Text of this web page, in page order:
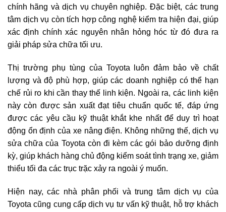
chính hãng và dịch vụ chuyên nghiệp. Đặc biệt, các trung
tâm dịch vụ còn tích hợp công nghệ kiểm tra hiện đại, giúp
xác định chính xác nguyên nhân hỏng hóc từ đó đưa ra
giải pháp sửa chữa tối ưu.
Thị trường phụ tùng của Toyota luôn đảm bảo về chất
lượng và độ phù hợp, giúp các doanh nghiệp có thể hạn
chế rủi ro khi cần thay thế linh kiện. Ngoài ra, các linh kiện
này còn được sản xuất đạt tiêu chuẩn quốc tế, đáp ứng
được các yêu cầu kỹ thuật khắt khe nhất để duy trì hoạt
động ổn định của xe nâng điện. Không những thế, dịch vụ
sửa chữa của Toyota còn đi kèm các gói bảo dưỡng định
kỳ, giúp khách hàng chủ động kiểm soát tình trạng xe, giảm
thiểu tối đa các trục trặc xảy ra ngoài ý muốn.
Hiện nay, các nhà phân phối và trung tâm dịch vụ của
Toyota cũng cung cấp dịch vụ tư vấn kỹ thuật, hỗ trợ khách